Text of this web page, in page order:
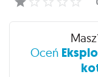
Oceń